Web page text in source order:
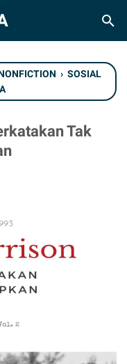
› SOSIAL
Tak